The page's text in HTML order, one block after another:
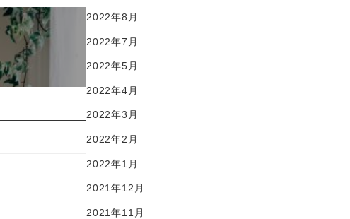
2022年8月
2022年7月
2022年5月
2022年4月
2022年3月
2022年2月
2022年1月
2021年12月
2021年11月